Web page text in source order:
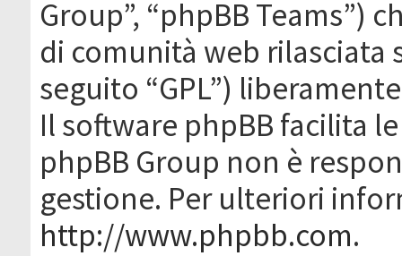
Group”, “phpBB Teams”)
di comunità web rilasciata
seguito “GPL”)
Il software phpBB facilita
phpBB Group non è
gestione. Per ulteriori
http://www.phpbb.com.